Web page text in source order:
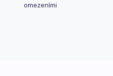
omezeními